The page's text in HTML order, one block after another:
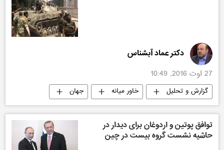
دکتر عماد آبشناس
27 اوت 2016, 10:49
گزارش و تحلیل خاور میانه جهان
توافق پوتین و اردوغان برای دیدار در
حاشیه نشست گروه بیست در چین